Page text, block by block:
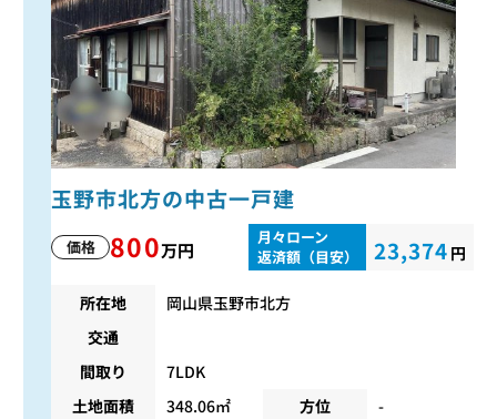
玉野市北方の中古一戸建
価格 800万円
月々ローン
返済額（目安）
23,374 円
所在地
岡山県玉野市北方
交通
間取り
7LDK
土地面積
348.06㎡ 方位
-